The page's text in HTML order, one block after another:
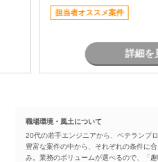
す。 物流システムの経験がなくても、Java
による業務系開発
担当者オススメ案件
詳細を
職場環境・風土について
20代の若手エンジニアから、ベテランプ
豊富な案件の中から、それぞれの条件に
み。業務のボリュームが選べるので、「